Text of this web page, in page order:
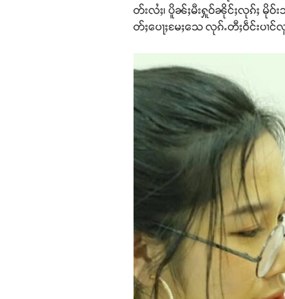
တ်းလႆႈ၊ ပိူၼ်ႈမီးႁူဝ်ၼိုင်ႈလုၵ်ႈ မို
တ်ႈပေႃႈမႄႈသေ လုၵ်ႉတီႈဝဵင်းပၢင်